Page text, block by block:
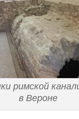
римской
в Вероне